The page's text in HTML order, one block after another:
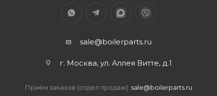
sale@boilerparts.ru
г. Москва, ул. Аллея Витте, д.1
Приём заказов (отдел продаж): sale@boilerparts.ru